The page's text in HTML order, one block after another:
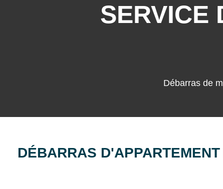
SERVICE
Débarras de
DÉBARRAS